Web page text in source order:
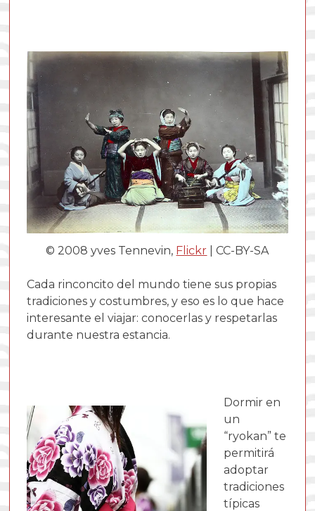
© 2008 yves Tennevin, Flickr | CC-BY-SA
Cada rinconcito del mundo tiene sus propias
tradiciones y costumbres, y eso es lo que hace
interesante el viajar: conocerlas y respetarlas
durante nuestra estancia.
Dormir en
un
“ryokan” te
permitirá
adoptar
tradiciones
típicas